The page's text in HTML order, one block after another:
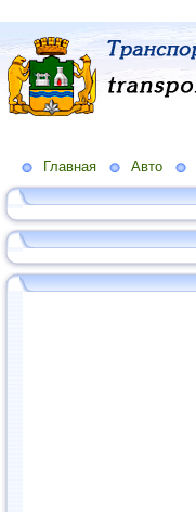
Главная Авто